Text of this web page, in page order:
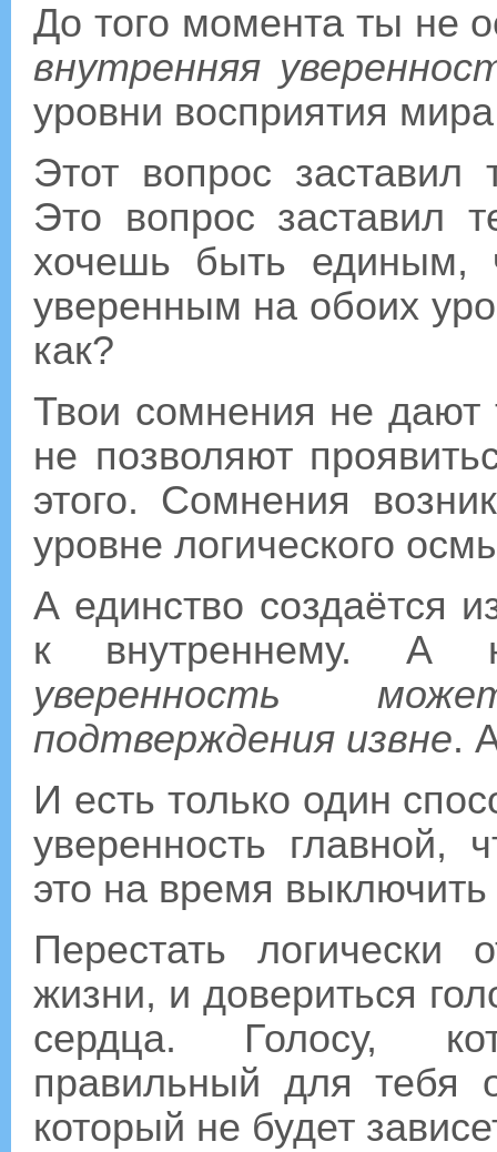
До того момента ты не
внутренняя
уровни восприятия
Этот вопрос заставил
Это вопрос заставил
хочешь быть единым,
уверенным на обоих
как?
Твои сомнения не дают
не позволяют
этого. Сомнения
уровне логического
А единство создаётся
к внутреннему. А
уверенность
подтверждения извне.
И есть только один
уверенность главной,
это на время выключить
Перестать логически
жизни, и довериться
сердца. Голосу,
правильный для тебя
который не будет